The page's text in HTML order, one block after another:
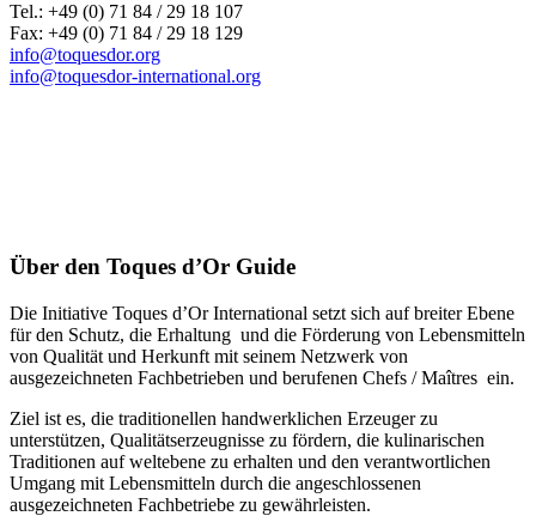
Tel.: +49 (0) 71 84 / 29 18 107
Fax: +49 (0) 71 84 / 29 18 129
info@toquesdor.org
info@toquesdor-international.org
Über den Toques d’Or Guide
Die Initiative Toques d’Or International setzt sich auf breiter Ebene
für den Schutz, die Erhaltung und die Förderung von Lebensmitteln
von Qualität und Herkunft mit seinem Netzwerk von
ausgezeichneten Fachbetrieben und berufenen Chefs / Maîtres ein.
Ziel ist es, die traditionellen handwerklichen Erzeuger zu
unterstützen, Qualitätserzeugnisse zu fördern, die kulinarischen
Traditionen auf weltebene zu erhalten und den verantwortlichen
Umgang mit Lebensmitteln durch die angeschlossenen
ausgezeichneten Fachbetriebe zu gewährleisten.